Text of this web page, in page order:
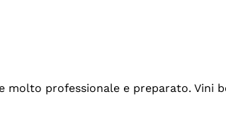
molto professionale e preparato.